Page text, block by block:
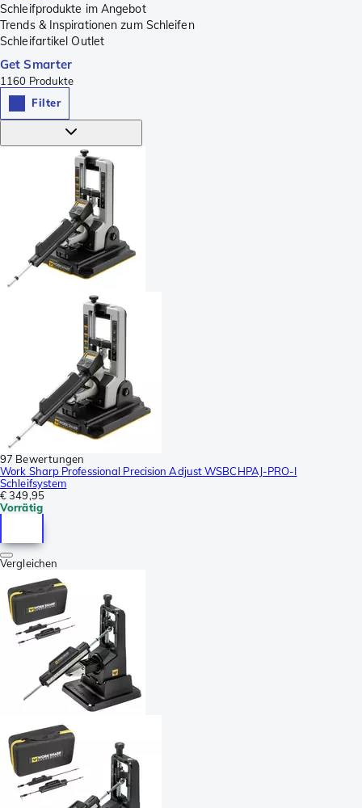
Schleifprodukte im Angebot
Trends & Inspirationen zum Schleifen
Schleifartikel Outlet
Get Smarter
1160 Produkte
Filter
97 Bewertungen
Work Sharp Professional Precision Adjust WSBCHPAJ-PRO-I
Schleifsystem
€ 349,95
Vorrätig
Vergleichen